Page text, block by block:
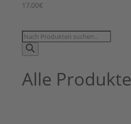
17,00€
Products
search
Alle Produkte